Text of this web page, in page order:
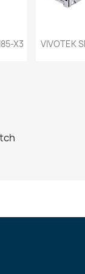
X3 
VIVOTEK